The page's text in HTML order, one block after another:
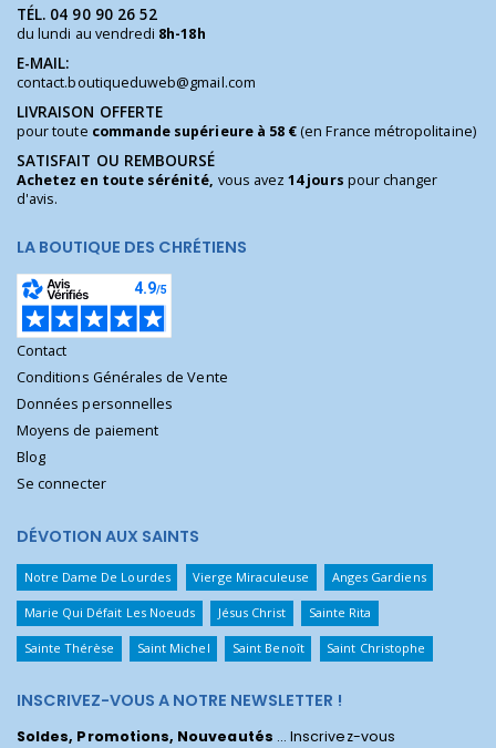
TÉL. 04 90 90 26 52
du lundi au vendredi 8h-18h
E-MAIL:
contact.boutiqueduweb@gmail.com
LIVRAISON OFFERTE
pour toute commande supérieure à 58 €(en France métropolitaine)
SATISFAIT OU REMBOURSÉ
Achetez en toute sérénité, vous avez14 jours pour changer
d'avis.
LA BOUTIQUE DES CHRÉTIENS
Contact
Conditions Générales de Vente
Données personnelles
Moyens de paiement
Blog
Se connecter
DÉVOTION AUX SAINTS
Notre Dame De Lourdes Vierge Miraculeuse Anges Gardiens
Marie Qui Défait Les Noeuds Jésus Christ Sainte Rita
Sainte Thérèse Saint Michel Saint Benoît Saint Christophe
INSCRIVEZ-VOUS A NOTRE NEWSLETTER !
Soldes, Promotions, Nouveautés ... Inscrivez-vous